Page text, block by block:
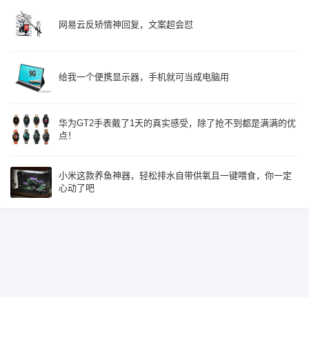
网易云反矫情神回复，文案超会怼
给我一个便携显示器，手机就可当成电脑用
华为GT2手表戴了1天的真实感受，除了抢不到都是满满的优
点！
小米这款养鱼神器，轻松排水自带供氧且一键喂食，你一定
心动了吧